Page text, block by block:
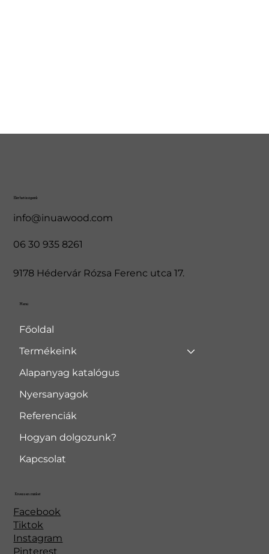
Elérhetőségeink
info@inuawood.com
06 30 935 8261
9178 Hédervár Rózsa Ferenc utca 17.
Menü
Főoldal
Termékeink
Alapanyag katalógus
Nyersanyagok
Referenciák
Hogyan dolgozunk?
Kapcsolat
Facebook
Tiktok
Instagram
Pinterest
Kövessen minket